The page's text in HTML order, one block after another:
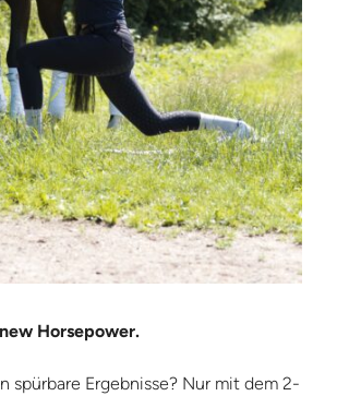
Horsepower.
spürbare Ergebnisse? Nur mit dem 2-